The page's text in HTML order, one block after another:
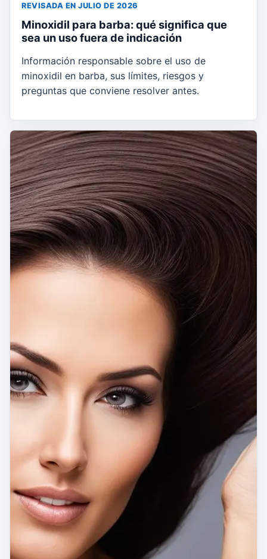
REVISADA EN JULIO DE 2026
Minoxidil para barba: qué significa que
sea un uso fuera de indicación
Información responsable sobre el uso de
minoxidil en barba, sus límites, riesgos y
preguntas que conviene resolver antes.